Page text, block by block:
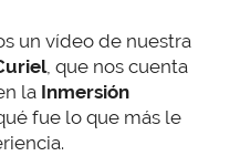
un vídeo de nuestra
, que nos cuenta
la Inmersión
fue lo que más le